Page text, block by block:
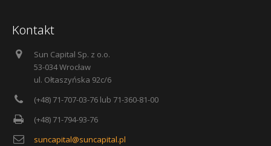
Kontakt
Sun Capital Sp. z o.o.
53-034 Wrocław
ul. Ołtaszyńska 92c/6
(+48) 71-707-03-76 lub 71-360-81-00
(+48) 71-794-93-76
suncapital@suncapital.pl